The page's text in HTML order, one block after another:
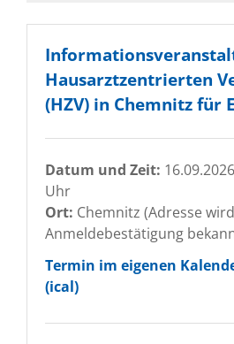
Hausarztzentrierten
(HZV) in Chemnitz für
Datum und Zeit:
Uhr
Ort: Chemnitz (Adresse
Anmeldebestätigung
Termin im eigenen
(ical)